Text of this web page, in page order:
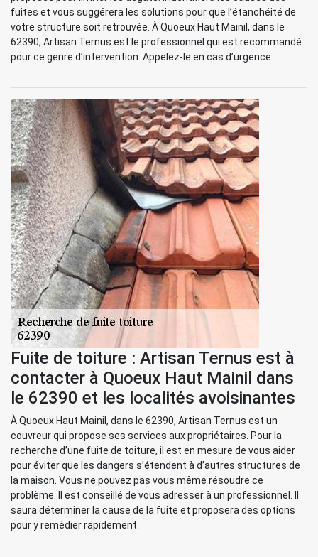
fuites et vous suggérera les solutions pour que l’étanchéité de
votre structure soit retrouvée. À Quoeux Haut Mainil, dans le
62390, Artisan Ternus est le professionnel qui est recommandé
pour ce genre d’intervention. Appelez-le en cas d’urgence.
Fuite de toiture : Artisan Ternus est à
contacter à Quoeux Haut Mainil dans
le 62390 et les localités avoisinantes
À Quoeux Haut Mainil, dans le 62390, Artisan Ternus est un
couvreur qui propose ses services aux propriétaires. Pour la
recherche d’une fuite de toiture, il est en mesure de vous aider
pour éviter que les dangers s’étendent à d’autres structures de
la maison. Vous ne pouvez pas vous même résoudre ce
problème. Il est conseillé de vous adresser à un professionnel. Il
saura déterminer la cause de la fuite et proposera des options
pour y remédier rapidement.